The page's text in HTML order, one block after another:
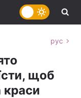
рус
щоб
краси